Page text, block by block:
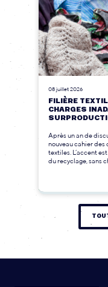
08 juillet 2026
FILIÈRE
CHARGES
Après un an de
nouveau cahier des
textiles. L’accent
du recyclage, sans